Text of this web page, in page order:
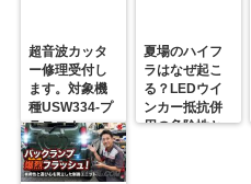
超音波カッタ
ー修理受付し
ます。対象機
種USW334-プ
ラスコム-
R31GONTA
夏場のハイフ
ラはなぜ起こ
る？LEDウイ
ンカー抵抗併
用の危険性と